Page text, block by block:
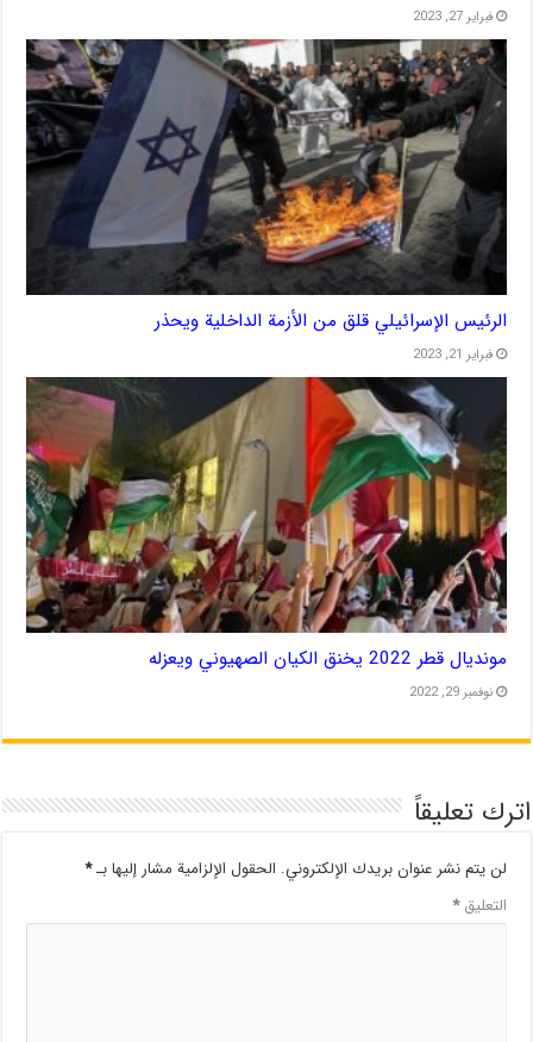
فبراير 27, 2023
الرئيس الإسرائيلي قلق من الأزمة الداخلية ويحذر
فبراير 21, 2023
مونديال قطر 2022 يخنق الكيان الصهيوني ويعزله
نوفمبر 29, 2022
اترك تعليقاً
لن يتم نشر عنوان بريدك الإلكتروني. الحقول الإلزامية مشار إليها بـ*
التعليق*